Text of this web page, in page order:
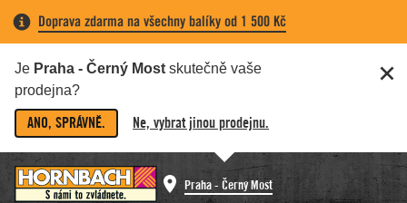
Doprava zdarma na všechny balíky od 1 500 Kč
Je Praha - Černý Most skutečně vaše
prodejna?
ANO, SPRÁVNĚ. Ne, vybrat jinou prodejnu.
Praha - Černý Most